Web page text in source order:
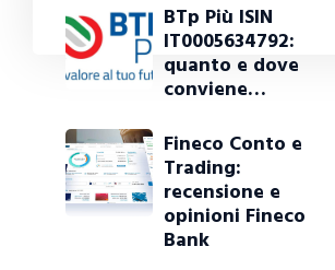
BTp Più ISIN
IT0005634792:
quanto e dove
conviene…
Fineco Conto e
Trading:
recensione e
opinioni Fineco
Bank